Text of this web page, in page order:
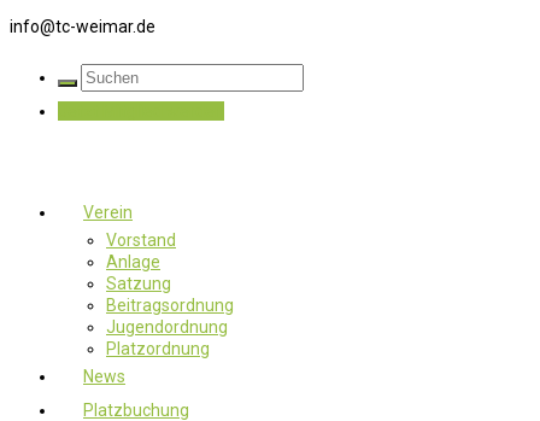
info@tc-weimar.de
Verein
Vorstand
Anlage
Satzung
Beitragsordnung
Jugendordnung
Platzordnung
News
Platzbuchung